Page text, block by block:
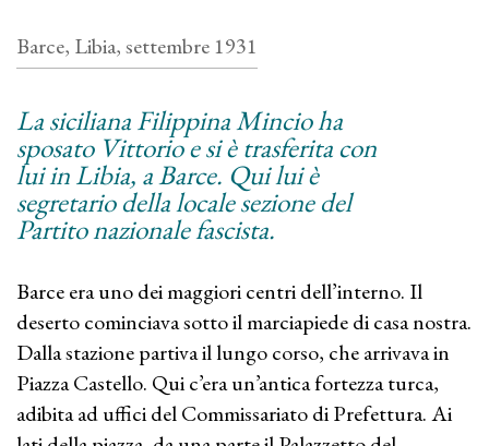
Barce, Libia, settembre 1931
La siciliana Filippina Mincio ha
sposato Vittorio e si è trasferita con
lui in Libia, a Barce. Qui lui è
segretario della locale sezione del
Partito nazionale fascista.
Barce era uno dei maggiori centri dell’interno. Il
deserto cominciava sotto il marciapiede di casa nostra.
Dalla stazione partiva il lungo corso, che arrivava in
Piazza Castello. Qui c’era un’antica fortezza turca,
adibita ad uffici del Commissariato di Prefettura. Ai